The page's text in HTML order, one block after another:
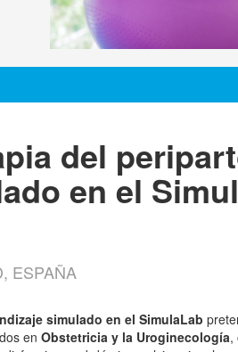
del
en el
ESPAÑA
simulado en el SimulaLab
en Obstetricia y la Uroginecología,